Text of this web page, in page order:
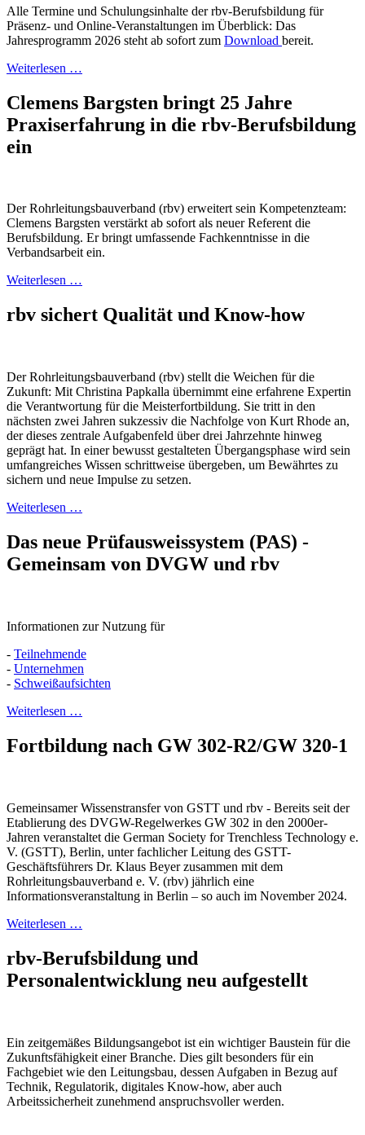
Alle Termine und Schulungsinhalte der rbv-Berufsbildung für
Präsenz- und Online-Veranstaltungen im Überblick: Das
Jahresprogramm 2026 steht ab sofort zum Download bereit.
Weiterlesen …
Clemens Bargsten bringt 25 Jahre
Praxiserfahrung in die rbv-Berufsbildung
ein
Der Rohrleitungsbauverband (rbv) erweitert sein Kompetenzteam:
Clemens Bargsten verstärkt ab sofort als neuer Referent die
Berufsbildung. Er bringt umfassende Fachkenntnisse in die
Verbandsarbeit ein.
Weiterlesen …
rbv sichert Qualität und Know-how
Der Rohrleitungsbauverband (rbv) stellt die Weichen für die
Zukunft: Mit Christina Papkalla übernimmt eine erfahrene Expertin
die Verantwortung für die Meisterfortbildung. Sie tritt in den
nächsten zwei Jahren sukzessiv die Nachfolge von Kurt Rhode an,
der dieses zentrale Aufgabenfeld über drei Jahrzehnte hinweg
geprägt hat. In einer bewusst gestalteten Übergangsphase wird sein
umfangreiches Wissen schrittweise übergeben, um Bewährtes zu
sichern und neue Impulse zu setzen.
Weiterlesen …
Das neue Prüfausweissystem (PAS) -
Gemeinsam von DVGW und rbv
Informationen zur Nutzung für
- Teilnehmende
- Unternehmen
- Schweißaufsichten
Weiterlesen …
Fortbildung nach GW 302-R2/GW 320-1
Gemeinsamer Wissenstransfer von GSTT und rbv - Bereits seit der
Etablierung des DVGW-Regelwerkes GW 302 in den 2000er-
Jahren veranstaltet die German Society for Trenchless Technology e.
V. (GSTT), Berlin, unter fachlicher Leitung des GSTT-
Geschäftsführers Dr. Klaus Beyer zusammen mit dem
Rohrleitungsbauverband e. V. (rbv) jährlich eine
Informationsveranstaltung in Berlin – so auch im November 2024.
Weiterlesen …
rbv-Berufsbildung und
Personalentwicklung neu aufgestellt
Ein zeitgemäßes Bildungsangebot ist ein wichtiger Baustein für die
Zukunftsfähigkeit einer Branche. Dies gilt besonders für ein
Fachgebiet wie den Leitungsbau, dessen Aufgaben in Bezug auf
Technik, Regulatorik, digitales Know-how, aber auch
Arbeitssicherheit zunehmend anspruchsvoller werden.